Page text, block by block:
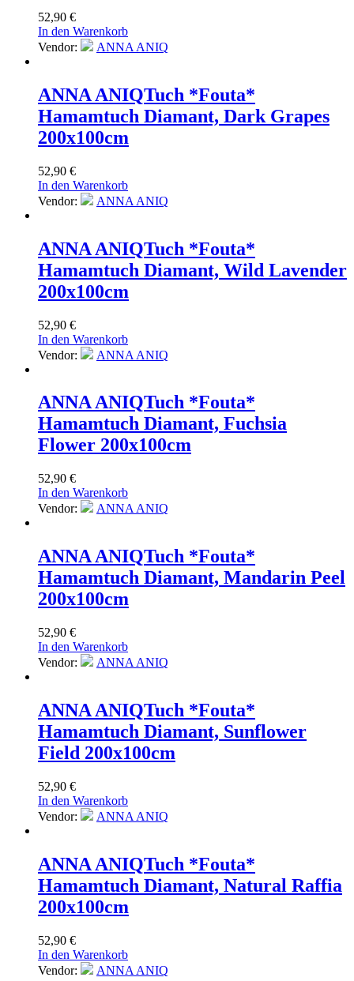
52,90 €
In den Warenkorb
Vendor:
ANNA ANIQ
ANNA ANIQTuch *Fouta*
Hamamtuch Diamant, Dark Grapes
200x100cm
52,90 €
In den Warenkorb
Vendor:
ANNA ANIQ
ANNA ANIQTuch *Fouta*
Hamamtuch Diamant, Wild Lavender
200x100cm
52,90 €
In den Warenkorb
Vendor:
ANNA ANIQ
ANNA ANIQTuch *Fouta*
Hamamtuch Diamant, Fuchsia
Flower 200x100cm
52,90 €
In den Warenkorb
Vendor:
ANNA ANIQ
ANNA ANIQTuch *Fouta*
Hamamtuch Diamant, Mandarin Peel
200x100cm
52,90 €
In den Warenkorb
Vendor:
ANNA ANIQ
ANNA ANIQTuch *Fouta*
Hamamtuch Diamant, Sunflower
Field 200x100cm
52,90 €
In den Warenkorb
Vendor:
ANNA ANIQ
ANNA ANIQTuch *Fouta*
Hamamtuch Diamant, Natural Raffia
200x100cm
52,90 €
In den Warenkorb
Vendor:
ANNA ANIQ